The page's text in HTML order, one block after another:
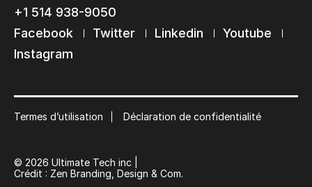
+1 514 938-9050
Facebook
Twitter Linkedin
Youtube
Instagram
Termes d’utilisation Déclaration de confidentialité
© 2026 Ultimate Tech inc |
Crédit : Zen Branding, Design & Com.
Restons en contact